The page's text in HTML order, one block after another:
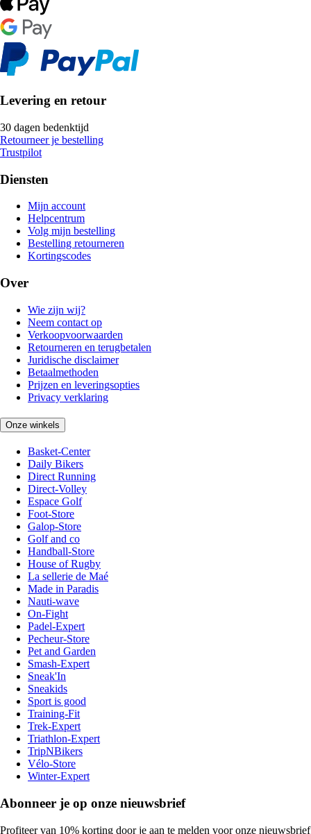
Levering en retour
30 dagen bedenktijd
Retourneer je bestelling
Trustpilot
Diensten
Mijn account
Helpcentrum
Volg mijn bestelling
Bestelling retourneren
Kortingscodes
Over
Wie zijn wij?
Neem contact op
Verkoopvoorwaarden
Retourneren en terugbetalen
Juridische disclaimer
Betaalmethoden
Prijzen en leveringsopties
Privacy verklaring
Onze winkels
Basket-Center
Daily Bikers
Direct Running
Direct-Volley
Espace Golf
Foot-Store
Galop-Store
Golf and co
Handball-Store
House of Rugby
La sellerie de Maé
Made in Paradis
Nauti-wave
On-Fight
Padel-Expert
Pecheur-Store
Pet and Garden
Smash-Expert
Sneak'In
Sneakids
Sport is good
Training-Fit
Trek-Expert
Triathlon-Expert
TripNBikers
Vélo-Store
Winter-Expert
Abonneer je op onze nieuwsbrief
Profiteer van 10% korting door je aan te melden voor onze nieuwsbrief